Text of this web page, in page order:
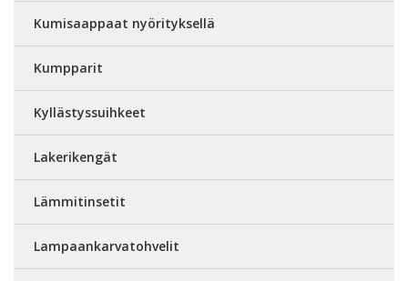
Kumisaappaat nyörityksellä
Kumpparit
Kyllästyssuihkeet
Lakerikengät
Lämmitinsetit
Lampaankarvatohvelit